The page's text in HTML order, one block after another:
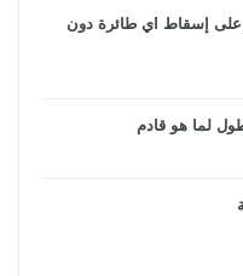
على إسقاط أي طائرة دون
لما هو قادم